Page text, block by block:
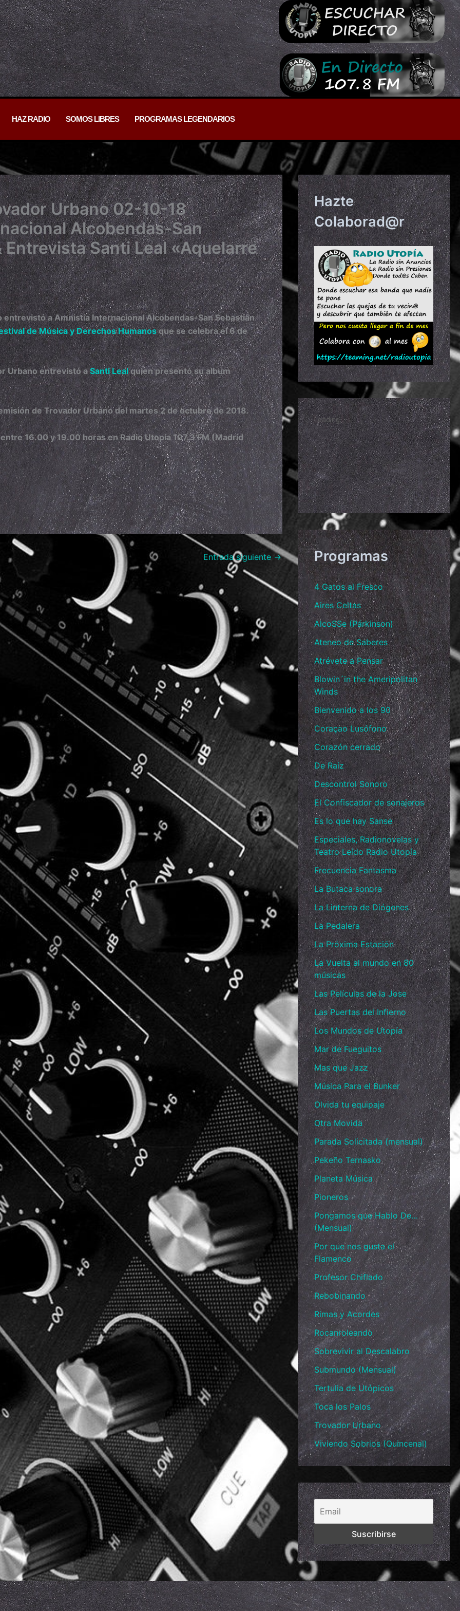
HAZ RADIO SOMOS LIBRES PROGRAMAS LEGENDARIOS
Urbano 02-10-18
Alcobendas-San
Santi Leal «Aquelarre
entrevistó aAmnistía Internacional Alcobendas-San Sebastián
de Música y Derechos Humanosque se celebra el 6 de
Urbano entrevistó a Santi Lealquien presentó su album
de Trovador Urbano del martes 2 de octubre de 2018.
16.00 y 19.00 horas en Radio Utopía 107.3 FM (Madrid
Entrada siguiente →
Hazte
Colaborad@r
Programas
4 Gatos al Fresco
Aires Celtas
AlcoSSe (Párkinson)
Ateneo de Saberes
Atrévete a Pensar
Blowin´in the Ameripolitan
Winds
Bienvenido a los 90
Coraçao Lusófono
Corazón cerrado
De Raíz
Descontrol Sonoro
El Confiscador de sonajeros
Es lo que hay Sanse
Especiales, Radionovelas y
Teatro Leído Radio Utopía
Frecuencia Fantasma
La Butaca sonora
La Linterna de Diógenes
La Pedalera
La Próxima Estación
La Vuelta al mundo en 80
músicas
Las Películas de la Jose
Las Puertas del Infierno
Los Mundos de Utopía
Mar de Fueguitos
Mas que Jazz
Música Para el Bunker
Olvida tu equipaje
Otra Movida
Parada Solicitada (mensual)
Pekeño Ternasko
Planeta Música
Pioneros
Pongamos que Hablo De…
(Mensual)
Por que nos gusta el
Flamenco
Profesor Chiflado
Rebobinando
Rimas y Acordes
Rocanroleando
Sobrevivir al Descalabro
Submundo (Mensual)
Tertulia de Utópicos
Toca los Palos
Trovador Urbano
Viviendo Sobrios (Quincenal)